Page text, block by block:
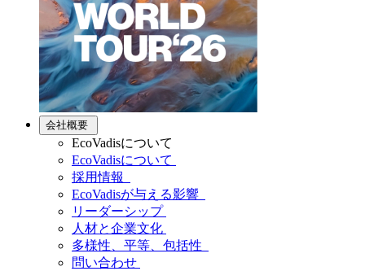
会社概要
EcoVadisについて
EcoVadisについて
採用情報
EcoVadisが与える影響
リーダーシップ
人材と企業文化
多様性、平等、包括性
問い合わせ